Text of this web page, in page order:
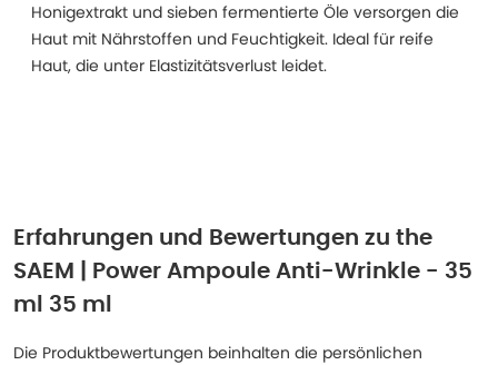
Honigextrakt und sieben fermentierte Öle versorgen die
Haut mit Nährstoffen und Feuchtigkeit. Ideal für reife
Haut, die unter Elastizitätsverlust leidet.
Erfahrungen und Bewertungen zu the
SAEM | Power Ampoule Anti-Wrinkle - 35
ml 35 ml
Die Produktbewertungen beinhalten die persönlichen